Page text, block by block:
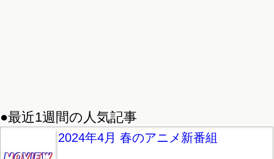
●最近1週間の人気記事
2024年4月 春のアニメ新番組